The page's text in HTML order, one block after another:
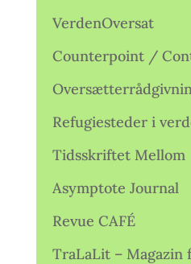
VerdenOversat
Counterpoint /
Refugiesteder i
Tidsskriftet Mellom
Asymptote Journal
Revue CAFÉ
TraLaLit – Magazin